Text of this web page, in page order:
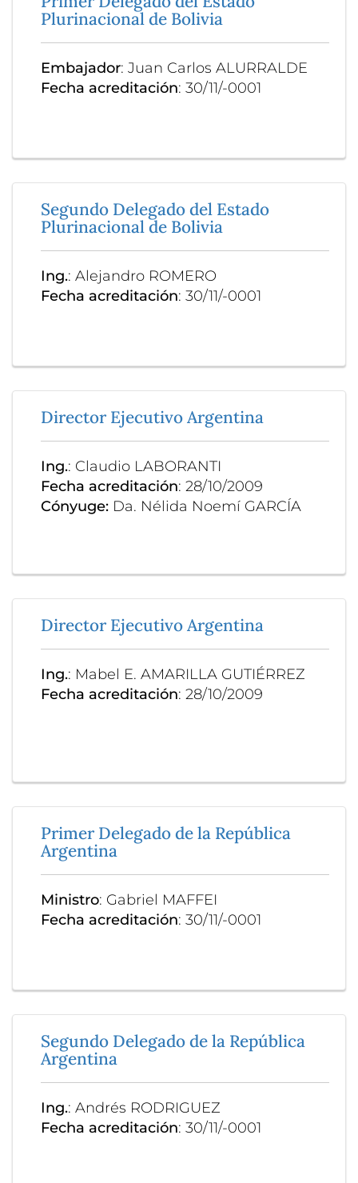
Plurinacional de Bolivia
Embajador: Juan Carlos ALURRALDE
Fecha acreditación: 30/11/-0001
Segundo Delegado del Estado
Plurinacional de Bolivia
Ing.: Alejandro ROMERO
Fecha acreditación: 30/11/-0001
Director Ejecutivo Argentina
Ing.: Claudio LABORANTI
Fecha acreditación: 28/10/2009
Cónyuge: Da. Nélida Noemí GARCÍA
Director Ejecutivo Argentina
Ing.: Mabel E. AMARILLA GUTIÉRREZ
Fecha acreditación: 28/10/2009
Primer Delegado de la República
Argentina
Ministro: Gabriel MAFFEI
Fecha acreditación: 30/11/-0001
Segundo Delegado de la República
Argentina
Ing.: Andrés RODRIGUEZ
Fecha acreditación: 30/11/-0001